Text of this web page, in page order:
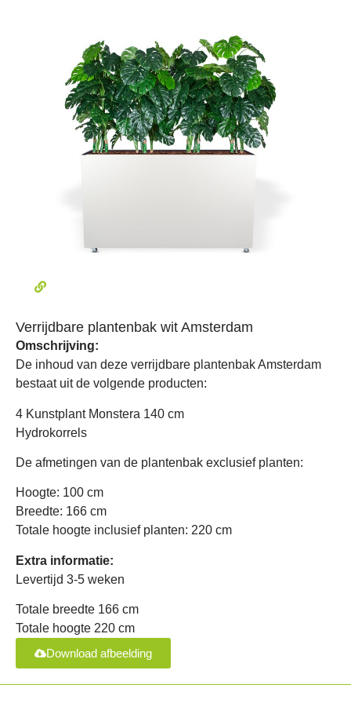
Verrijdbare plantenbak wit Amsterdam
Omschrijving:
De inhoud van deze verrijdbare plantenbak Amsterdam
bestaat uit de volgende producten:
4 Kunstplant Monstera 140 cm
Hydrokorrels
De afmetingen van de plantenbak exclusief planten:
Hoogte: 100 cm
Breedte: 166 cm
Totale hoogte inclusief planten: 220 cm
Extra informatie:
Levertijd 3-5 weken
Totale breedte 166 cm
Totale hoogte 220 cm
Download afbeelding